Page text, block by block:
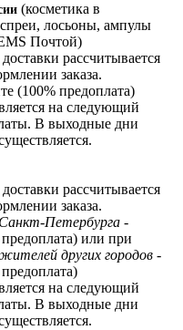
(косметика в
лосьоны, ампулы
Почтой)
рассчитывается
заказа.
(100% предоплата)
на следующий
В выходные дни
рассчитывается
заказа.
Петербурга -
или при
других городов -
на следующий
В выходные дни